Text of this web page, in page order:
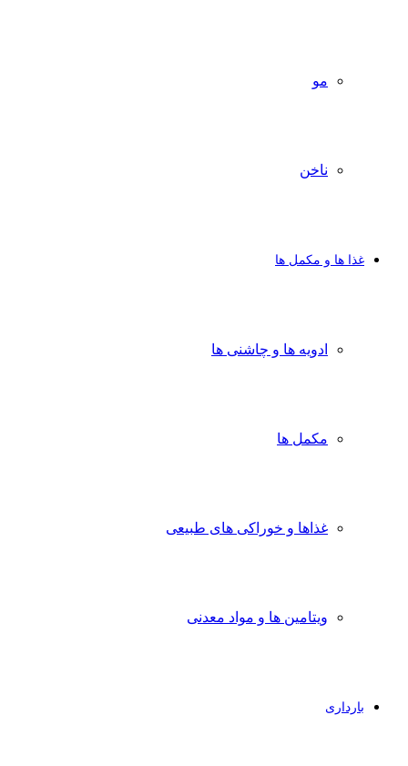
مو
ناخن
غذا ها و مکمل ها
ادویه ها و چاشنی ها
مکمل ها
غذاها و خوراکی های طبیعی
ویتامین ها و مواد معدنی
بارداری